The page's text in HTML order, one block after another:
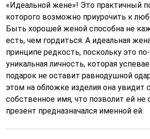
«Идеальной жене»! Это практичный
которого возможно приурочить к
Быть хорошей женой способна не
есть, чем гордиться. А идеальная
принципе редкость, поскольку это
уникальная личность, которая
подарок не оставит равнодушной
этом на обложке изделия она увидит
собственное имя, что позволит ей не
презент предназначался именной ей.